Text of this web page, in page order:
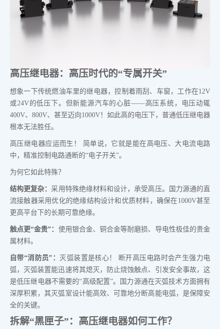
高压继电器：高压时代的“专属开关”
想象一下传统燃油车里的继电器，控制着雨刮、车窗，工作在12V
或24V的低压下。但新能源汽车的心脏——高压系统，电压动辄
400V、800V、甚至迈向1000V！如此高的电压下，普通低压继电器
根本无法胜任。
高压继电器应运而生！ 简单说，它就是能在高电压、大电流电路
中，精准控制电路通断的“电子开关”。
为何它如此特殊？
结构更复杂：采用特殊绝缘材料和设计，承受高压。国力源通的直
流接触器采用优化的绝缘结构设计和优质材料，确保在1000V甚至
更高平台下的长期可靠绝缘。
触点更“金贵”： 使用银合金、铜合金等耐磨损、导电性极佳的贵金
属材料。
自带“消防员”：
灭弧装置是核心！ 断开高压电路时会产生强力电
弧，灭弧装置能迅速将其熄灭，防止烧蚀触点、引发安全事故，这
是低压继电器不需要的“高级配置”。国力源通在灭弧技术方面拥有
深厚积累，其灭弧室设计能高效、可靠地分断高能电弧，是保障安
全的关键。
拆解“黑匣子”：高压继电器如何工作？